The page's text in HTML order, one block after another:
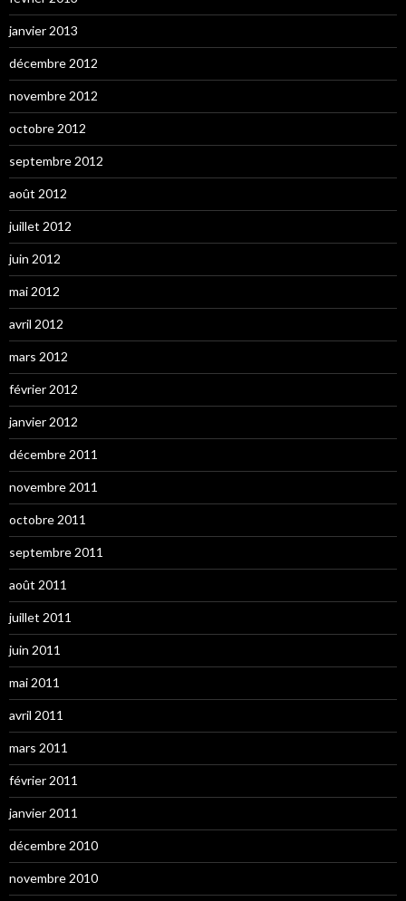
janvier 2013
décembre 2012
novembre 2012
octobre 2012
septembre 2012
août 2012
juillet 2012
juin 2012
mai 2012
avril 2012
mars 2012
février 2012
janvier 2012
décembre 2011
novembre 2011
octobre 2011
septembre 2011
août 2011
juillet 2011
juin 2011
mai 2011
avril 2011
mars 2011
février 2011
janvier 2011
décembre 2010
novembre 2010